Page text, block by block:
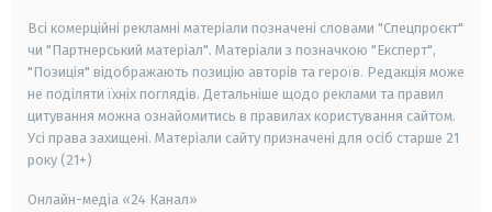
Всі комерційні рекламні матеріали позначені словами "Спецпроєкт"
чи "Партнерський матеріал". Матеріали з позначкою "Експерт",
"Позиція" відображають позицію авторів та героїв. Редакція може
не поділяти їхніх поглядів. Детальніше щодо реклами та правил
цитування можна ознайомитись в правилах користування сайтом.
Усі права захищені. Матеріали сайту призначені для осіб старше 21
року (21+)
Онлайн-медіа «24 Канал»